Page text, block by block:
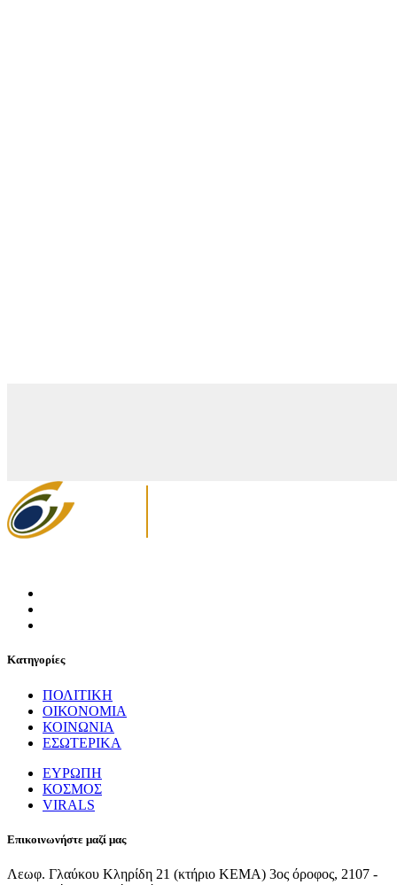
Κατηγορίες
ΠΟΛΙΤΙΚΗ
ΟΙΚΟΝΟΜΙΑ
ΚΟΙΝΩΝΙΑ
ΕΣΩΤΕΡΙΚΑ
ΕΥΡΩΠΗ
ΚΟΣΜΟΣ
VIRALS
Επικοινωνήστε μαζί μας
Λεωφ. Γλαύκου Κληρίδη 21 (κτήριο ΚΕΜΑ) 3ος όροφος, 2107 -